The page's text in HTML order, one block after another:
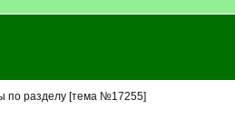
разделу [тема №17255]